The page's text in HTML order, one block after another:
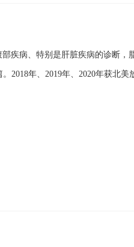
疾病、特别是肝脏疾病的诊断
2018年、2019年、2020年获北美